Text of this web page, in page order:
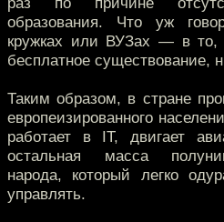
образования. Что уж
кружках или ВУЗах — в то,
бесплатное существование,
Таким образом, в стране
европеизированного
работает в IT, двигает
остальная масса
народа, который легко
управлять.